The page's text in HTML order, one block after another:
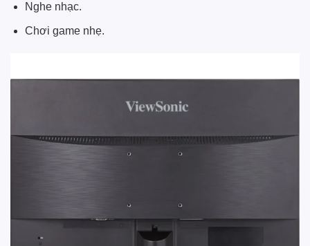
Nghe nhạc.
Chơi game nhẹ.